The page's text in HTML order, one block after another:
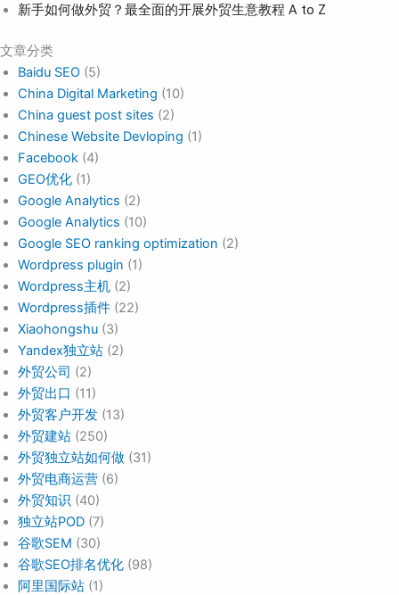
新手如何做外贸？最全面的开展外贸生意教程 A to Z
文章分类
Baidu SEO (5)
China Digital Marketing (10)
China guest post sites (2)
Chinese Website Devloping (1)
Facebook (4)
GEO优化 (1)
Google Analytics (2)
Google Analytics (10)
Google SEO ranking optimization (2)
Wordpress plugin (1)
Wordpress主机 (2)
Wordpress插件 (22)
Xiaohongshu (3)
Yandex独立站 (2)
外贸公司 (2)
外贸出口 (11)
外贸客户开发 (13)
外贸建站 (250)
外贸独立站如何做 (31)
外贸电商运营 (6)
外贸知识 (40)
独立站POD (7)
谷歌SEM (30)
谷歌SEO排名优化 (98)
阿里国际站 (1)